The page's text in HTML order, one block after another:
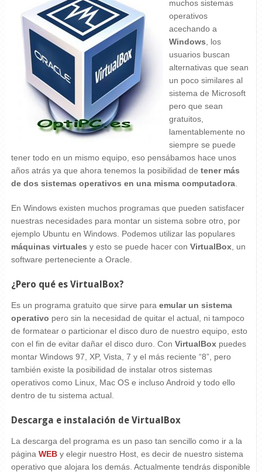
muchos sistemas
operativos
acechando a
Windows , los
usuarios buscan
alternativas que sean
un poco similares al
sistema de Microsoft
pero que sean
gratuitos,
lamentablemente no
siempre se puede
tener todo en un mismo equipo, eso pensábamos hace unos
años atrás ya que ahora tenemos la posibilidad de tener más
de dos sistemas operativos en una misma computadora.
En Windows existen muchos programas que pueden satisfacer
nuestras necesidades para montar un sistema sobre otro, por
ejemplo Ubuntu en Windows. Podemos utilizar las populares
máquinas virtuales y esto se puede hacer con VirtualBox, un
software perteneciente a Oracle.
¿Pero qué es VirtualBox?
Es un programa gratuito que sirve para emular un sistema
operativo pero sin la necesidad de quitar el actual, ni tampoco
de formatear o particionar el disco duro de nuestro equipo, esto
con el fin de evitar dañar el disco duro. Con VirtualBoxpuedes
montar Windows 97, XP, Vista, 7 y el más reciente “8”, pero
también existe la posibilidad de instalar otros sistemas
operativos como Linux, Mac OS e incluso Android y todo ello
dentro de tu sistema actual.
Descarga e instalación de VirtualBox
La descarga del programa es un paso tan sencillo como ir a la
página WEBy elegir nuestro Host, es decir de nuestro sistema
operativo que alojara los demás. Actualmente tendrás disponible